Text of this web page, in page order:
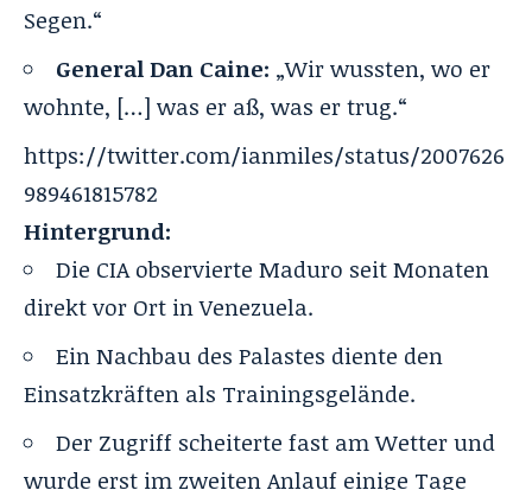
Segen.“
General Dan Caine: „Wir wussten, wo er
wohnte, […] was er aß, was er trug.“
https://twitter.com/ianmiles/status/2007626
989461815782
Hintergrund:
Die CIA observierte Maduro seit Monaten
direkt vor Ort in Venezuela.
Ein Nachbau des Palastes diente den
Einsatzkräften als Trainingsgelände.
Der Zugriff scheiterte fast am Wetter und
wurde erst im zweiten Anlauf einige Tage